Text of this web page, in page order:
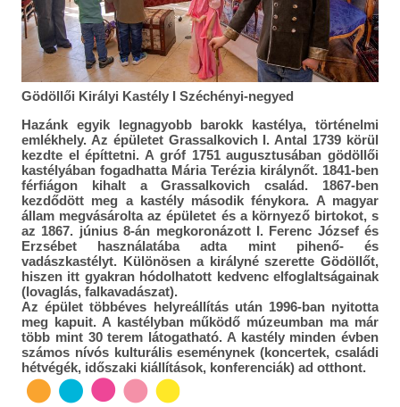
Gödöllői Királyi Kastély I Széchényi-negyed
Hazánk egyik legnagyobb barokk kastélya, történelmi
emlékhely. Az épületet Grassalkovich I. Antal 1739 körül
kezdte el építtetni. A gróf 1751 augusztusában gödöllői
kastélyában fogadhatta Mária Terézia királynőt. 1841-ben
férfiágon kihalt a Grassalkovich család. 1867-ben
kezdődött meg a kastély második fénykora. A magyar
állam megvásárolta az épületet és a környező birtokot, s
az 1867. június 8-án megkoronázott I. Ferenc József és
Erzsébet használatába adta mint pihenő- és
vadászkastélyt. Különösen a királyné szerette Gödöllőt,
hiszen itt gyakran hódolhatott kedvenc elfoglaltságainak
(lovaglás, falkavadászat).
Az épület többéves helyreállítás után 1996-ban nyitotta
meg kapuit. A kastélyban működő múzeumban ma már
több mint 30 terem látogatható. A kastély minden évben
számos nívós kulturális eseménynek (koncertek, családi
hétvégék, időszaki kiállítások, konferenciák) ad otthont.